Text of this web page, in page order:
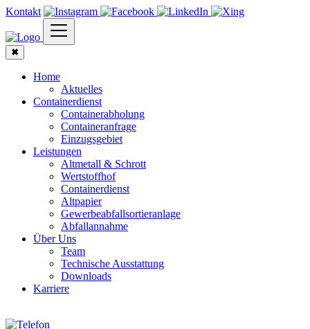
Kontakt
✖
Home
Aktuelles
Containerdienst
Containerabholung
Containeranfrage
Einzugsgebiet
Leistungen
Altmetall & Schrott
Wertstoffhof
Containerdienst
Altpapier
Gewerbeabfallsortieranlage
Abfallannahme
Über Uns
Team
Technische Ausstattung
Downloads
Karriere